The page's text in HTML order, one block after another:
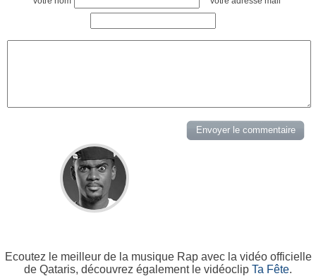
Ecoutez le meilleur de la musique Rap avec la vidéo officielle
de Qataris, découvrez également le vidéoclip Ta Fête.